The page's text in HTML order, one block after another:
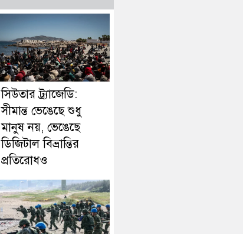
সিউতার ট্র্যাজেডি:
সীমান্ত ভেঙেছে শুধু
মানুষ নয়, ভেঙেছে
ডিজিটাল বিভ্রান্তির
প্রতিরোধও